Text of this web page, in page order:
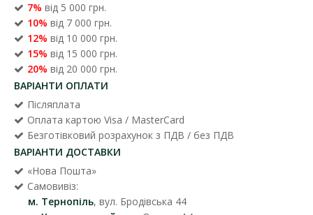
7% від 5 000 грн.
10% від 7 000 грн.
12% від 10 000 грн.
15% від 15 000 грн.
20% від 20 000 грн.
ВАРІАНТИ ОПЛАТИ
Післяплата
Оплата картою Visa / MasterCard
Безготівковий розрахунок з ПДВ / без ПДВ
ВАРІАНТИ ДОСТАВКИ
«Нова Пошта»
Самовивіз:
м. Тернопіль, вул. Бродівська 44